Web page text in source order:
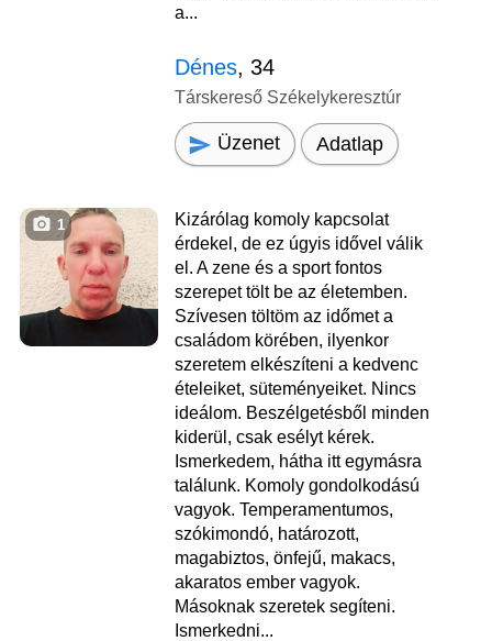
a...
Dénes, 34
Társkereső Székelykeresztúr
Üzenet Adatlap
1
Kizárólag komoly kapcsolat
érdekel, de ez úgyis idővel válik
el. A zene és a sport fontos
szerepet tölt be az életemben.
Szívesen töltöm az időmet a
családom körében, ilyenkor
szeretem elkészíteni a kedvenc
ételeiket, süteményeiket. Nincs
ideálom. Beszélgetésből minden
kiderül, csak esélyt kérek.
Ismerkedem, hátha itt egymásra
találunk. Komoly gondolkodású
vagyok. Temperamentumos,
szókimondó, határozott,
magabiztos, önfejű, makacs,
akaratos ember vagyok.
Másoknak szeretek segíteni.
Ismerkedni...